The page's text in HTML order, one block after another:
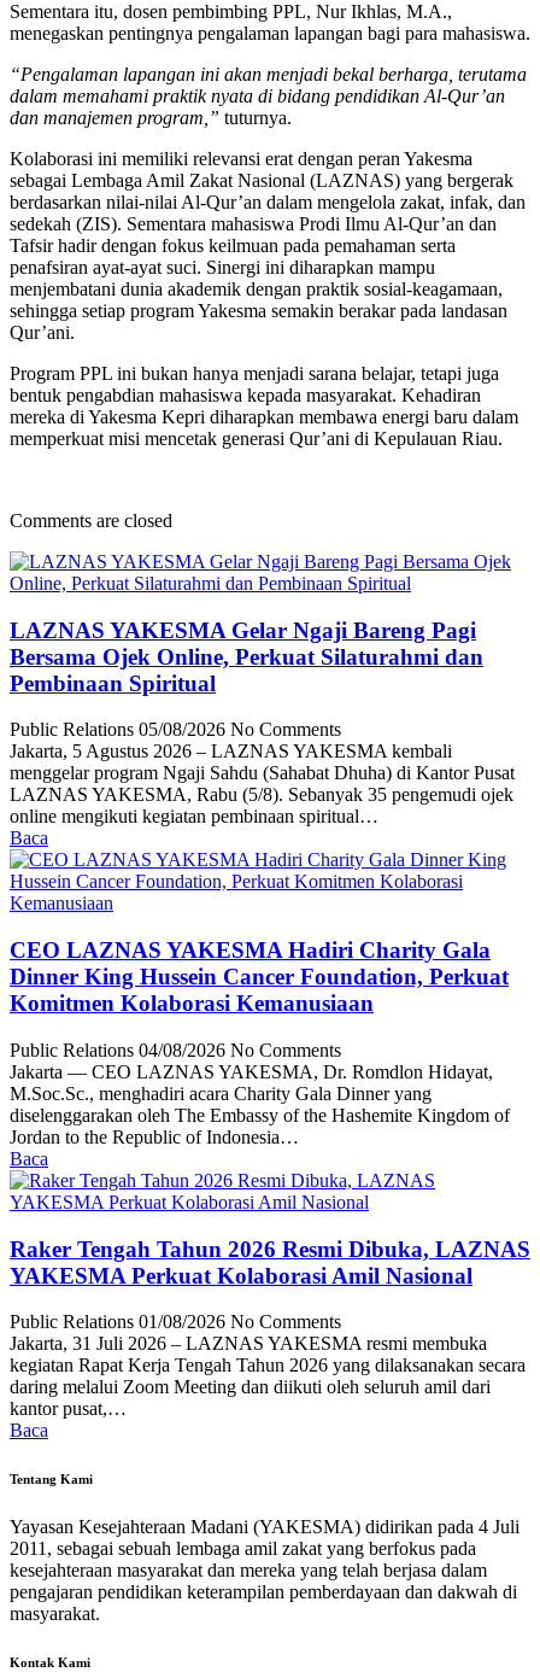
Sementara itu, dosen pembimbing PPL, Nur Ikhlas, M.A.,
menegaskan pentingnya pengalaman lapangan bagi para mahasiswa.
“Pengalaman lapangan ini akan menjadi bekal berharga, terutama
dalam memahami praktik nyata di bidang pendidikan Al-Qur’an
dan manajemen program,” tuturnya.
Kolaborasi ini memiliki relevansi erat dengan peran Yakesma
sebagai Lembaga Amil Zakat Nasional (LAZNAS) yang bergerak
berdasarkan nilai-nilai Al-Qur’an dalam mengelola zakat, infak, dan
sedekah (ZIS). Sementara mahasiswa Prodi Ilmu Al-Qur’an dan
Tafsir hadir dengan fokus keilmuan pada pemahaman serta
penafsiran ayat-ayat suci. Sinergi ini diharapkan mampu
menjembatani dunia akademik dengan praktik sosial-keagamaan,
sehingga setiap program Yakesma semakin berakar pada landasan
Qur’ani.
Program PPL ini bukan hanya menjadi sarana belajar, tetapi juga
bentuk pengabdian mahasiswa kepada masyarakat. Kehadiran
mereka di Yakesma Kepri diharapkan membawa energi baru dalam
memperkuat misi mencetak generasi Qur’ani di Kepulauan Riau.
Comments are closed
LAZNAS YAKESMA Gelar Ngaji Bareng Pagi
Bersama Ojek Online, Perkuat Silaturahmi dan
Pembinaan Spiritual
Public Relations 05/08/2026 No Comments
Jakarta, 5 Agustus 2026 – LAZNAS YAKESMA kembali
menggelar program Ngaji Sahdu (Sahabat Dhuha) di Kantor Pusat
LAZNAS YAKESMA, Rabu (5/8). Sebanyak 35 pengemudi ojek
online mengikuti kegiatan pembinaan spiritual…
Baca
CEO LAZNAS YAKESMA Hadiri Charity Gala
Dinner King Hussein Cancer Foundation, Perkuat
Komitmen Kolaborasi Kemanusiaan
Public Relations 04/08/2026 No Comments
Jakarta — CEO LAZNAS YAKESMA, Dr. Romdlon Hidayat,
M.Soc.Sc., menghadiri acara Charity Gala Dinner yang
diselenggarakan oleh The Embassy of the Hashemite Kingdom of
Jordan to the Republic of Indonesia…
Baca
Raker Tengah Tahun 2026 Resmi Dibuka, LAZNAS
YAKESMA Perkuat Kolaborasi Amil Nasional
Public Relations 01/08/2026 No Comments
Jakarta, 31 Juli 2026 – LAZNAS YAKESMA resmi membuka
kegiatan Rapat Kerja Tengah Tahun 2026 yang dilaksanakan secara
daring melalui Zoom Meeting dan diikuti oleh seluruh amil dari
kantor pusat,…
Baca
Tentang Kami
Yayasan Kesejahteraan Madani (YAKESMA) didirikan pada 4 Juli
2011, sebagai sebuah lembaga amil zakat yang berfokus pada
kesejahteraan masyarakat dan mereka yang telah berjasa dalam
pengajaran pendidikan keterampilan pemberdayaan dan dakwah di
masyarakat.
Kontak Kami